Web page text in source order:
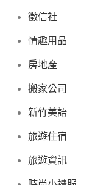
徵信社
情趣用品
房地產
搬家公司
新竹美語
旅遊住宿
旅遊資訊